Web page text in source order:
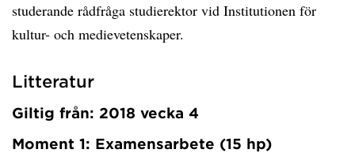
studerande rådfråga studierektor vid Institutionen för
kultur- och medievetenskaper.
Litteratur
Giltig från: 2018 vecka 4
Moment 1: Examensarbete (15 hp)